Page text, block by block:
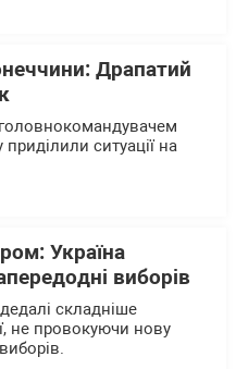
Драпатий
ситуації на
Україна
виборів
складніше
не провокуючи нову